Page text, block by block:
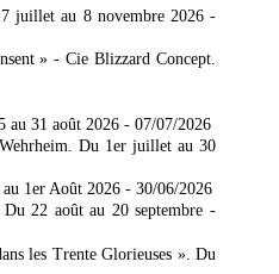
juillet au 8 novembre 2026 -
» - Cie Blizzard Concept.
au 31 août 2026 - 07/07/2026
Du 1er juillet au 30
1er Août 2026 - 30/06/2026
22 août au 20 septembre -
les Trente Glorieuses ». Du